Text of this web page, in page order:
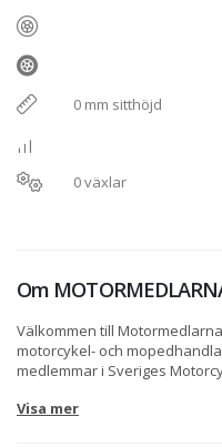
0 mm sitthöjd
0 växlar
Om
Välkommen till
motorcykel- och
medlemmar i Sveriges
kompetens, ekonomi, miljö
Visa mer